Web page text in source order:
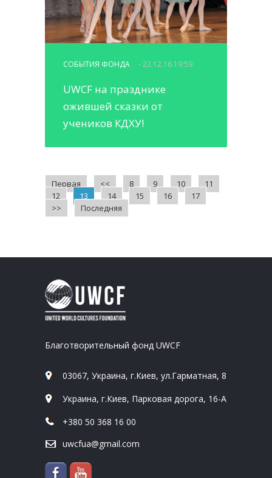
СОБЫТИЯ ФОНДА - 22.12.16 19:59
UWCF на празднике
ожившей сказки от
учеников КДХУ!
Первая << 8 9 10
11
12
13 14 15 16
17
>>
Последняя
Благотворительный фонд UWCF
03067, Украина, г.Киев, ул.Гарматная, 8
Украина, г.Киев, Парковая дорога, 16-А
+380 50 368 16 00
uwcfua@gmail.com